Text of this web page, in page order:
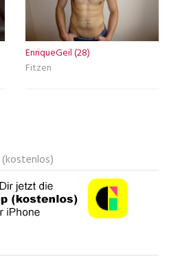
EnriqueGeil (28)
Fitzen